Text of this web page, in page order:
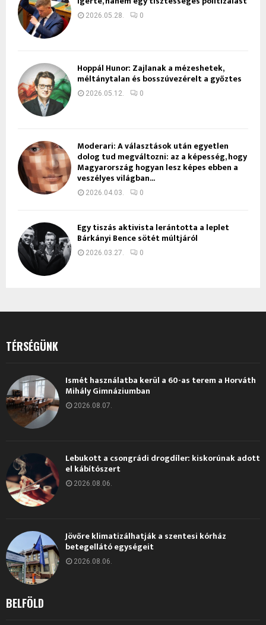
2026.05.28. 0
Hoppál Hunor: Zajlanak a mézeshetek,
méltánytalan és bosszúvezérelt a győztes
2026.05.12. 0
Moderari: A választások után egyetlen
dolog tud megváltozni: az a képesség, hogy
Magyarország hogyan lesz képes ebben a
veszélyes világban...
2026.04.03. 0
Egy tiszás aktivista lerántotta a leplet
Bárkányi Bence sötét múltjáról
2026.03.27. 0
TÉRSÉGÜNK
Ismét használatba kerül a 60-as terem a Horváth
Mihály Gimnáziumban
2026.08.07.
Lebukott a csongrádi drogdíler: kiskorúnak adott
el kábítószert
2026.08.06.
Jövőre klimatizálhatják a szentesi kórház
betegellátó egységeit
2026.08.06.
BELFÖLD